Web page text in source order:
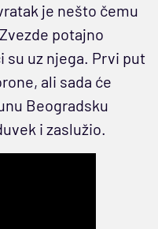
je nešto čemu
potajno
su uz njega. Prvi put
ali sada će
Beogradsku
i zaslužio.